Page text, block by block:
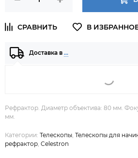
Доставка в …
Рефрактор. Диаметр объектива: 80 мм.
мм.
Категории: Телескопы Телескопы для
рефрактор Celestron